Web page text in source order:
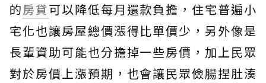
的房貸可以降低每月還款負擔，住宅普遍小
宅化也讓房屋總價漲得比單價少，另外像是
長輩資助可能也分擔掉一些房價，加上民眾
對於房價上漲預期，也會讓民眾儉腸捏肚湊